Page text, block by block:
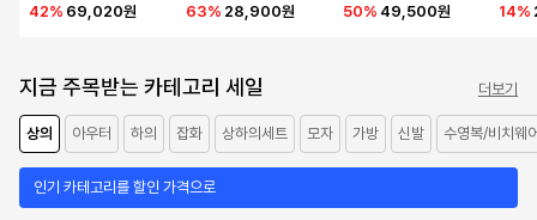
42% 69,020원
윔 헬스)
63% 28,900원
62
50% 49,500원
or)
14%
지금 주목받는 카테고리 세일 더보기
상의 아우터 하의 잡화 상하의세트 모자 가방 신발 수영복/비치웨
인기 카테고리를 할인 가격으로